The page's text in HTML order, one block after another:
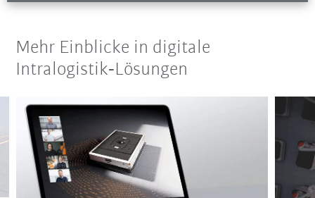
Mehr Einblicke in digitale
Intralogistik‑Lösungen